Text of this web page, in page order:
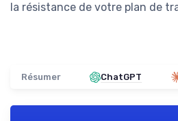
la résistance de votre plan de
Résumer ChatGPT